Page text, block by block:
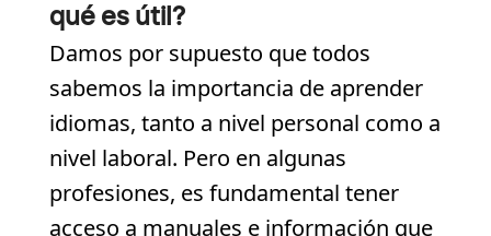
qué es útil?
Damos por supuesto que todos
sabemos la importancia de aprender
idiomas, tanto a nivel personal como a
nivel laboral. Pero en algunas
profesiones, es fundamental tener
acceso a manuales e información que